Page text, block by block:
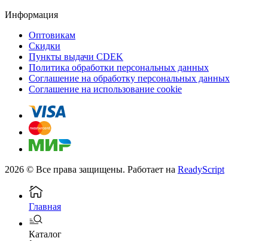
Информация
Оптовикам
Скидки
Пункты выдачи CDEK
Политика обработки персональных данных
Соглашение на обработку персональных данных
Соглашение на использование cookie
2026 © Все права защищены. Работает на ReadyScript
Главная
Каталог